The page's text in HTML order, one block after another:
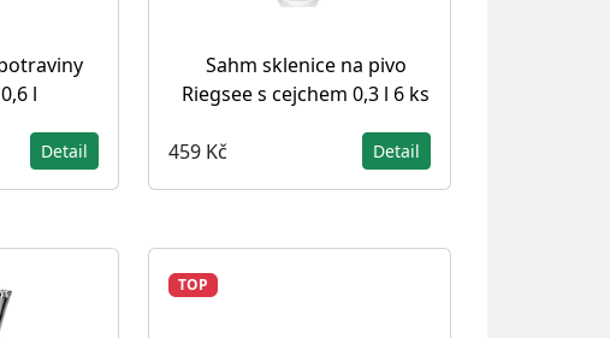
l
Detail
Sahm sklenice na pivo
Riegsee s cejchem 0,3 l 6 ks
459 Kč Detail
TOP